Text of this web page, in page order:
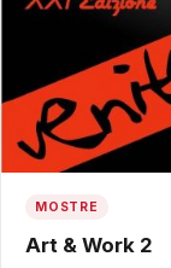
MOSTRE
Art & Work 2